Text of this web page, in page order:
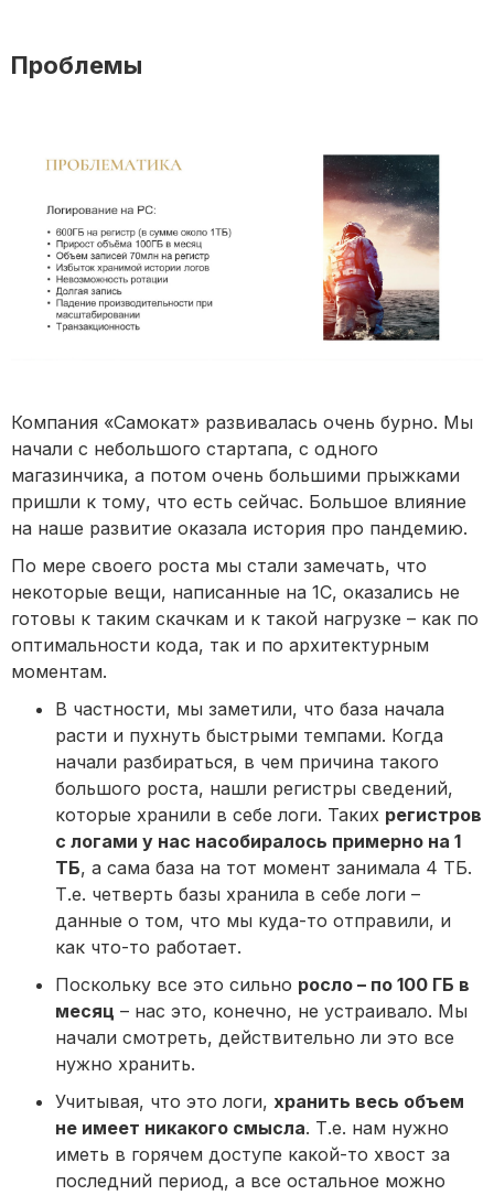
Проблемы
Компания «Самокат» развивалась очень бурно. Мы
начали с небольшого стартапа, с одного
магазинчика, а потом очень большими прыжками
пришли к тому, что есть сейчас. Большое влияние
на наше развитие оказала история про пандемию.
По мере своего роста мы стали замечать, что
некоторые вещи, написанные на 1С, оказались не
готовы к таким скачкам и к такой нагрузке – как по
оптимальности кода, так и по архитектурным
моментам.
В частности, мы заметили, что база начала
расти и пухнуть быстрыми темпами. Когда
начали разбираться, в чем причина такого
большого роста, нашли регистры сведений,
которые хранили в себе логи. Таких регистров
с логами у нас насобиралось примерно на 1
ТБ, а сама база на тот момент занимала 4 ТБ.
Т.е. четверть базы хранила в себе логи –
данные о том, что мы куда-то отправили, и
как что-то работает.
Поскольку все это сильно росло – по 100 ГБ в
месяц – нас это, конечно, не устраивало. Мы
начали смотреть, действительно ли это все
нужно хранить.
Учитывая, что это логи, хранить весь объем
не имеет никакого смысла. Т.е. нам нужно
иметь в горячем доступе какой-то хвост за
последний период, а все остальное можно